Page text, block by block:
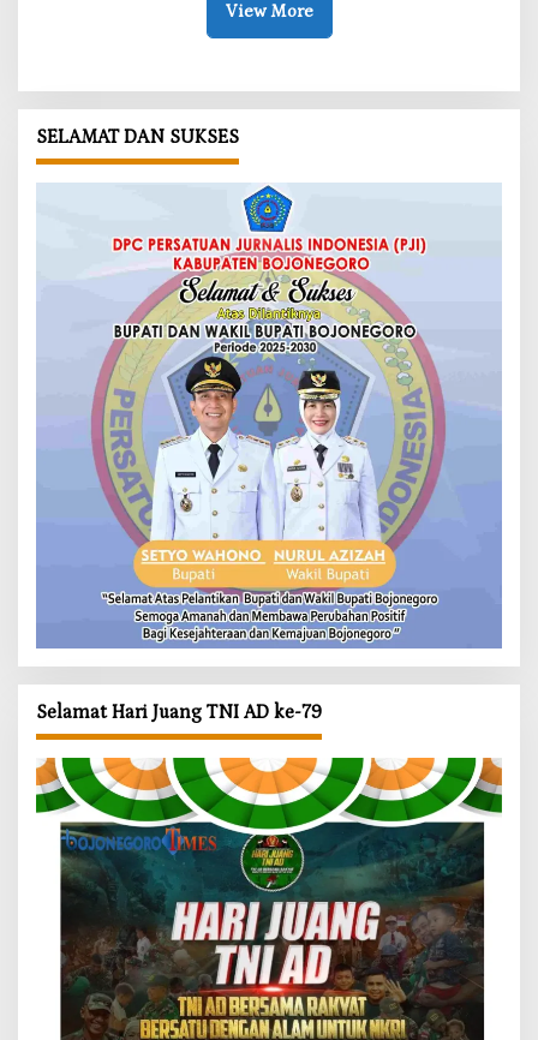
View More
SELAMAT DAN SUKSES
Selamat Hari Juang TNI AD ke-79